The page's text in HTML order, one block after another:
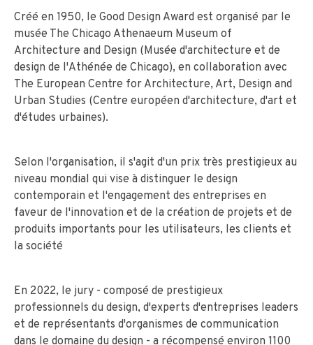
Créé en 1950, le Good Design Award est organisé par le
musée The Chicago Athenaeum Museum of
Architecture and Design (Musée d'architecture et de
design de l'Athénée de Chicago), en collaboration avec
The European Centre for Architecture, Art, Design and
Urban Studies (Centre européen d'architecture, d'art et
d'études urbaines).
Selon l'organisation, il s'agit d'un prix très prestigieux au
niveau mondial qui vise à distinguer le design
contemporain et l'engagement des entreprises en
faveur de l'innovation et de la création de projets et de
produits importants pour les utilisateurs, les clients et
la société
En 2022, le jury - composé de prestigieux
professionnels du design, d'experts d'entreprises leaders
et de représentants d'organismes de communication
dans le domaine du design - a récompensé environ 1100